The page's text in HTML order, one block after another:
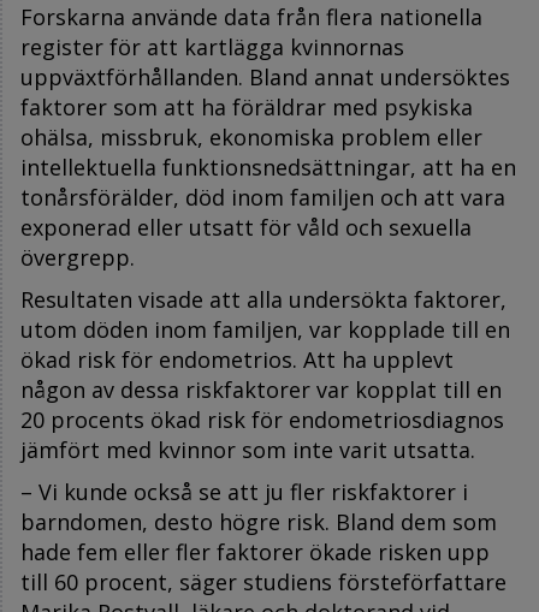
Forskarna använde data från flera nationella
register för att kartlägga kvinnornas
uppväxtförhållanden. Bland annat undersöktes
faktorer som att ha föräldrar med psykiska
ohälsa, missbruk, ekonomiska problem eller
intellektuella funktionsnedsättningar, att ha en
tonårsförälder, död inom familjen och att vara
exponerad eller utsatt för våld och sexuella
övergrepp.
Resultaten visade att alla undersökta faktorer,
utom döden inom familjen, var kopplade till en
ökad risk för endometrios. Att ha upplevt
någon av dessa riskfaktorer var kopplat till en
20 procents ökad risk för endometriosdiagnos
jämfört med kvinnor som inte varit utsatta.
– Vi kunde också se att ju fler riskfaktorer i
barndomen, desto högre risk. Bland dem som
hade fem eller fler faktorer ökade risken upp
till 60 procent, säger studiens försteförfattare